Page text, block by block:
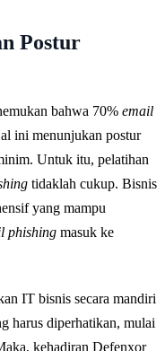
Postur
bahwa 70% email
ini menunjukan postur
Untuk itu, pelatihan
tidaklah cukup. Bisnis
yang mampu
phishing masuk ke
IT bisnis secara mandiri
harus diperhatikan, mulai
kehadiran Defenxor